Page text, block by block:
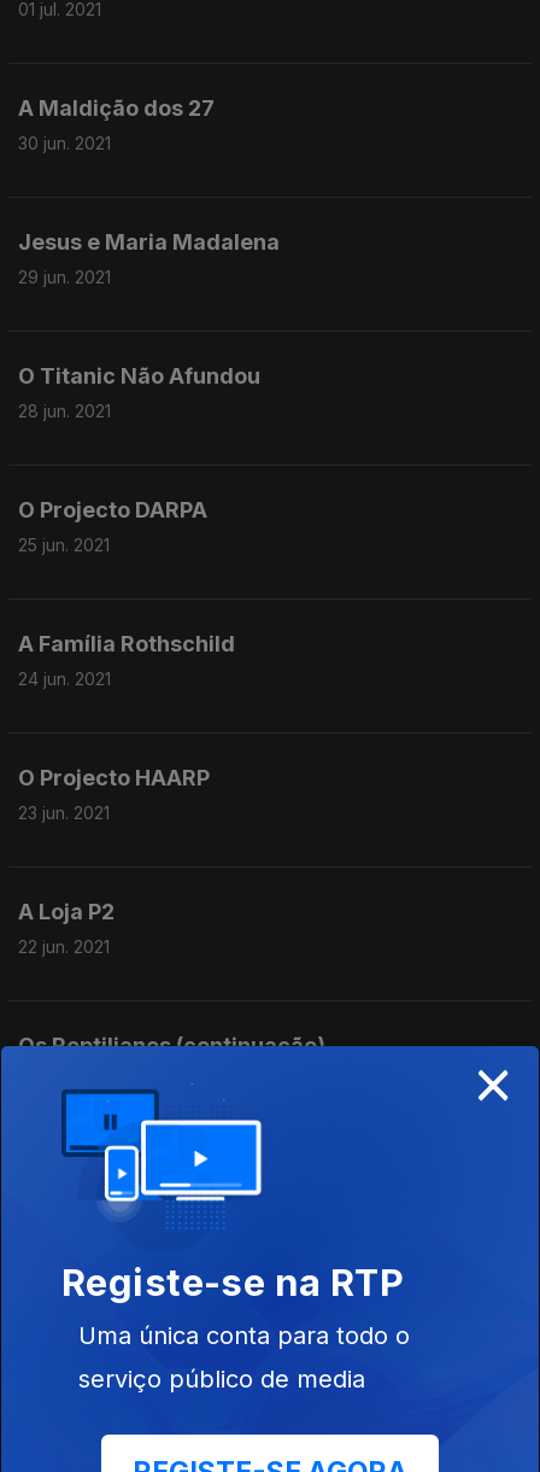
01 jul. 2021
A Maldição dos 27
30 jun. 2021
Jesus e Maria Madalena
29 jun. 2021
O Titanic Não Afundou
28 jun. 2021
O Projecto DARPA
25 jun. 2021
A Família Rothschild
24 jun. 2021
O Projecto HAARP
23 jun. 2021
A Loja P2
22 jun. 2021
Os Reptilianos (continuação)
Os Reptilianos I
18 jun. 2021
17 jun. 2021
11 de Setembro III
×
Registe-se na RTP
Uma única conta para todo o
serviço público de media